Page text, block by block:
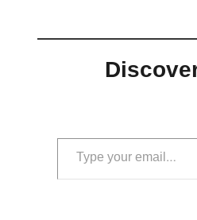
Type your email…